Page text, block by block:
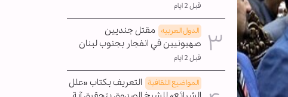
قبل 2 ايام
الدول العربیه مقتل جنديين
صهيونيين في انفجار بجنوب لبنان
قبل 2 ايام
المواضیع الثقافية التعريف بكتاب «علل